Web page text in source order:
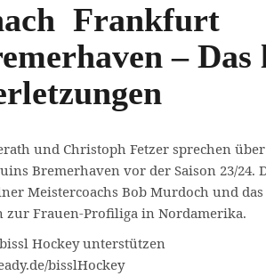
Frankfurt
– Das
und Christoph Fetzer sprechen
Bremerhaven vor der Saison 23/24.
Meistercoachs Bob Murdoch und
zur Frauen-Profiliga in Nordamerika.
Hockey unterstützen
bisslHockey